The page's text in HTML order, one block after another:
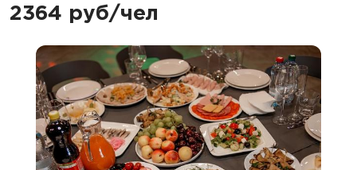
2364 руб/чел